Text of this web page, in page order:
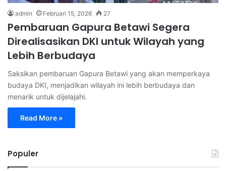
admin Februari 15, 2026 27
Pembaruan Gapura Betawi Segera
Direalisasikan DKI untuk Wilayah yang
Lebih Berbudaya
Saksikan pembaruan Gapura Betawi yang akan memperkaya
budaya DKI, menjadikan wilayah ini lebih berbudaya dan
menarik untuk dijelajahi.
Read More »
Populer